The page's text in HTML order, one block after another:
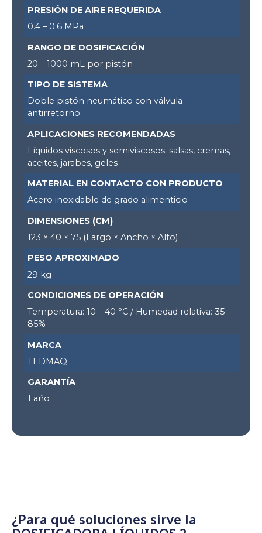
PRESIÓN DE AIRE REQUERIDA
0.4 – 0.6 MPa
RANGO DE DOSIFICACIÓN
20 – 1000 mL por pistón
TIPO DE SISTEMA
Doble pistón neumático con válvula
antirretorno
APLICACIONES RECOMENDADAS
Líquidos viscosos y semiviscosos: salsas, cremas,
aceites, jarabes, geles
MATERIAL EN CONTACTO CON PRODUCTO
Acero inoxidable de grado alimenticio
DIMENSIONES (CM)
123 × 40 × 75 (Largo × Ancho × Alto)
PESO APROXIMADO
29 kg
CONDICIONES DE OPERACIÓN
Temperatura: 10 – 40 °C / Humedad relativa: 35 –
85%
MARCA
TEDMAQ
GARANTÍA
1 año
¿Para qué soluciones sirve la